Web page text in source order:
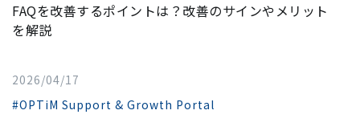
FAQを改善するポイントは？改善のサインやメリット
を解説
2026/04/17
#OPTiM Support & Growth Portal